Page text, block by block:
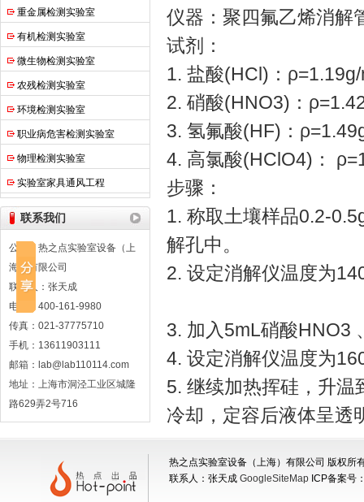
重金属检测实验室
有机检测实验室
微生物检测实验室
农残检测实验室
环境检测实验室
职业病危害检测实验室
物理检测实验室
实验室家具通风工程
联系我们
公司：热之点实验室设备（上
海）有限公司
联系人：张天成
电话：400-161-9980
传真：021-37775710
手机：13611903111
邮箱：lab@lab110114.com
地址：上海市洞泾工业区城隆
路629弄2号716
仪器：聚四氟乙烯消
试剂：
1. 盐酸(HCl)：
2. 硝酸(HNO3)：
3. 氢氟酸(HF)：
4. 高氯酸(HClO4)：
步骤：
1. 称取土壤样品0.2-
解孔中。
2. 设定消解仪温度为
3. 加入5mL硝酸
4. 设定消解仪温度为
5. 继续加热挥硅，升
冷却，定容后液体呈透
热之点实验室设备（上海）有限公司 版权
联系人：张天成 GoogleSiteMap ICP备案号